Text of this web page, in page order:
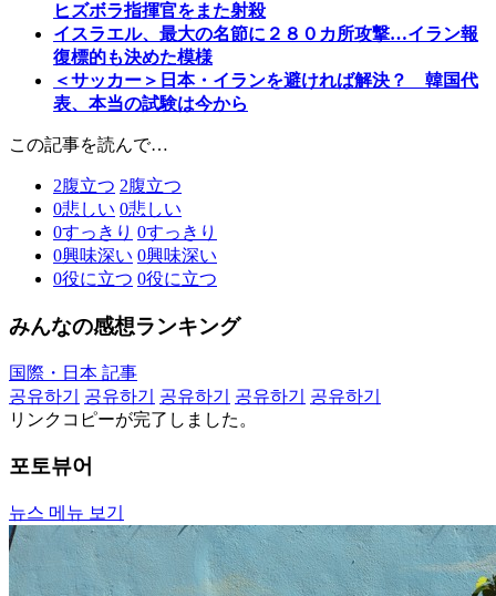
ヒズボラ指揮官をまた射殺
イスラエル、最大の名節に２８０カ所攻撃…イラン報
復標的も決めた模様
＜サッカー＞日本・イランを避ければ解決？ 韓国代
表、本当の試験は今から
この記事を読んで…
2腹立つ 2腹立つ
0悲しい 0悲しい
0すっきり 0すっきり
0興味深い 0興味深い
0役に立つ 0役に立つ
みんなの感想ランキング
国際・日本 記事
공유하기
공유하기 공유하기 공유하기
공유하기
リンクコピーが完了しました。
포토뷰어
뉴스 메뉴 보기